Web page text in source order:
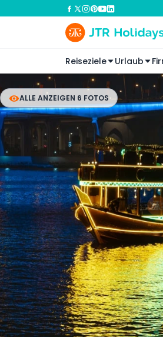
Reiseziele Urlaub
ALLE ANZEIGEN 6 FOTOS